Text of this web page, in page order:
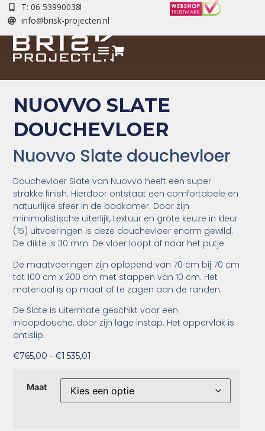
T: 06 53990038
info@brisk-projecten.nl
NUOVVO SLATE
DOUCHEVLOER
Nuovvo Slate douchevloer
Douchevloer Slate van Nuovvo heeft een super
strakke finish. Hierdoor ontstaat een comfortabele en
natuurlijke sfeer in de badkamer. Door zijn
minimalistische uiterlijk, textuur en grote keuze in kleur
(15) uitvoeringen is deze douchevloer enorm gewild.
De dikte is 30 mm. De vloer loopt af naar het putje.
De maatvoeringen zijn oplopend van 70 cm bij 70 cm
tot 100 cm x 200 cm met stappen van 10 cm. Het
materiaal is op maat af te zagen aan de randen.
De Slate is uitermate geschikt voor een
inloopdouche, door zijn lage instap. Het oppervlak is
antislip.
€765,00 - €1.535,01
Maat